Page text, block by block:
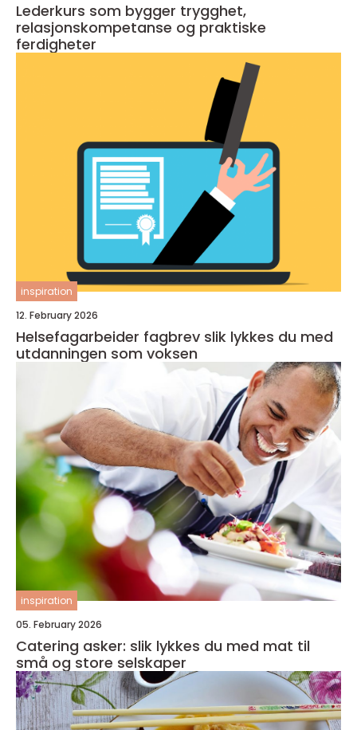
Lederkurs som bygger trygghet,
relasjonskompetanse og praktiske
ferdigheter
inspiration
12. February 2026
Helsefagarbeider fagbrev slik lykkes du med
utdanningen som voksen
inspiration
05. February 2026
Catering asker: slik lykkes du med mat til
små og store selskaper